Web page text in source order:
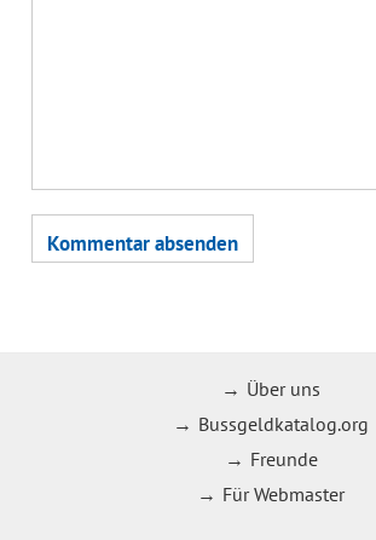
Über uns
Bussgeldkatalog.org
Freunde
Für Webmaster